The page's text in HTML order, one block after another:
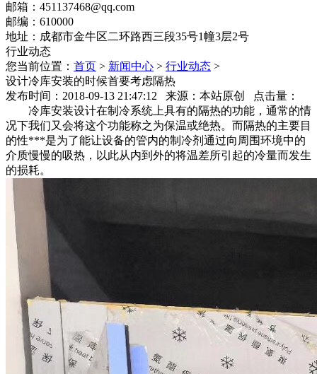
邮箱：451137468@qq.com
邮编：610000
地址：成都市金牛区二环路西三段35号1幢3层2号
行业动态
您当前位置： 首页 > 新闻中心 > 行业动态 >
设计冷库安装的时候首要考虑隔热
发布时间：2018-09-13 21:47:12 来源：本站原创 点击量：
冷库安装设计在制冷系统上具有的隔热的功能，通常的情
况下我们又会将这个功能称之为保温或绝热。而隔热的主要目
的性***是为了能让设备的管内的制冷剂通过向周围环境中的
介质慢慢的吸热，以此从内到外的将温差所引起的冷量而发生
的损耗。